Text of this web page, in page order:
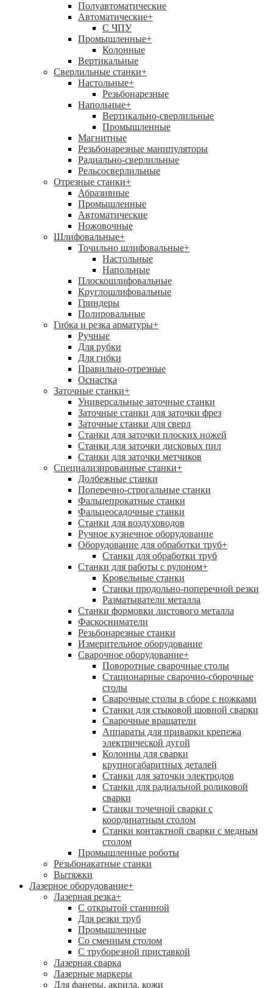
Полуавтоматические
Автоматические+
С ЧПУ
Промышленные+
Колонные
Вертикальные
Сверлильные станки+
Настольные+
Резьбонарезные
Напольные+
Вертикально-сверлильные
Промышленные
Магнитные
Резьбонарезные манипуляторы
Радиально-сверлильные
Рельсосверлильные
Отрезные станки+
Абразивные
Промышленные
Автоматические
Ножовочные
Шлифовальные+
Точильно шлифовальные+
Настольные
Напольные
Плоскошлифовальные
Круглошлифовальные
Гриндеры
Полировальные
Гибка и резка арматуры+
Ручные
Для рубки
Для гибки
Правильно-отрезные
Оснастка
Заточные станки+
Универсальные заточные станки
Заточные станки для заточки фрез
Заточные станки для сверл
Станки для заточки плоских ножей
Станки для заточки дисковых пил
Станки для заточки метчиков
Специализированные станки+
Долбежные станки
Поперечно-строгальные станки
Фальцепрокатные станки
Фальцеосадочные станки
Станки для воздуховодов
Ручное кузнечное оборудование
Оборудование для обработки труб+
Станки для обработки труб
Станки для работы с рулоном+
Кровельные станки
Станки продольно-поперечной резки
Разматыватели металла
Станки формовки листового металла
Фаскосниматели
Резьбонарезные станки
Измерительное оборудование
Сварочное оборудование+
Поворотные сварочные столы
Стационарные сварочно-сборочные
столы
Сварочные столы в сборе с ножками
Станки для стыковой шовной сварки
Сварочные вращатели
Аппараты для приварки крепежа
электрической дугой
Колонны для сварки
крупногабаритных деталей
Станки для заточки электродов
Станки для радиальной роликовой
сварки
Станки точечной сварки с
координатным столом
Станки контактной сварки с медным
столом
Промышленные роботы
Резьбонакатные станки
Вытяжки
Лазерное оборудование+
Лазерная резка+
С открытой станиной
Для резки труб
Промышленные
Со сменным столом
С труборезной приставкой
Лазерная сварка
Лазерные маркеры
Для фанеры, акрила, кожи